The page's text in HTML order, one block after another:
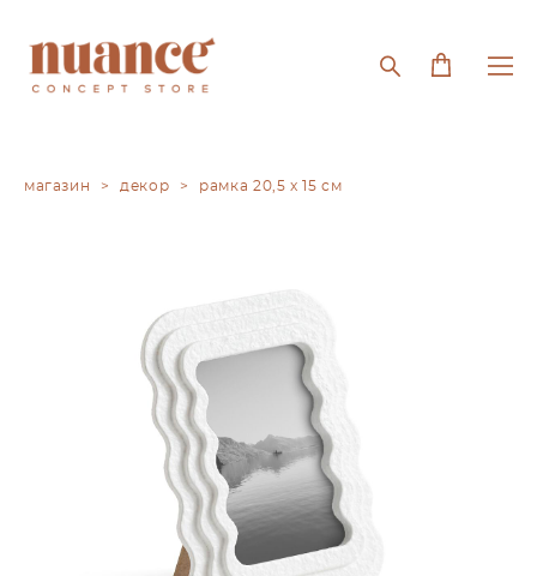
магазин > декор > рамка 20,5 x 15 см